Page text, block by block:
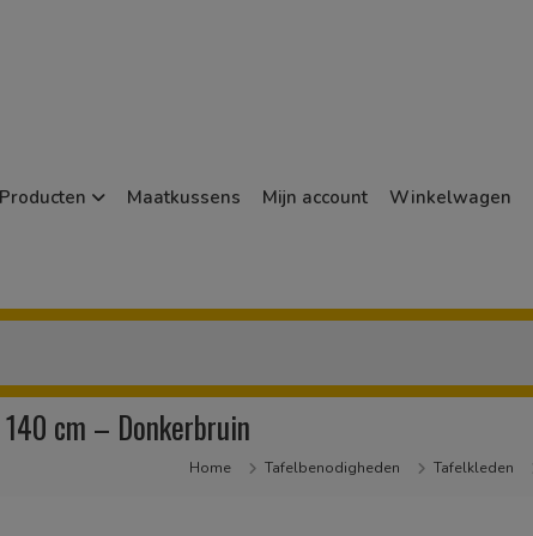
Producten Maatkussens Mijn account Winkelwagen
cm – Donkerbruin
Home Tafelbenodigheden Tafelkleden